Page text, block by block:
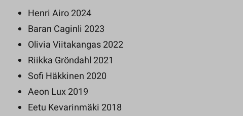
Henri Airo 2024
Baran Caginli 2023
Olivia Viitakangas 2022
Riikka Gröndahl 2021
Sofi Häkkinen 2020
Aeon Lux 2019
Eetu Kevarinmäki 2018